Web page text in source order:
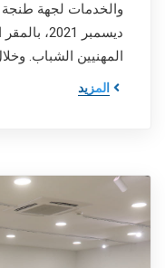
ديسمبر
المهنيين الشباب.
المزيد